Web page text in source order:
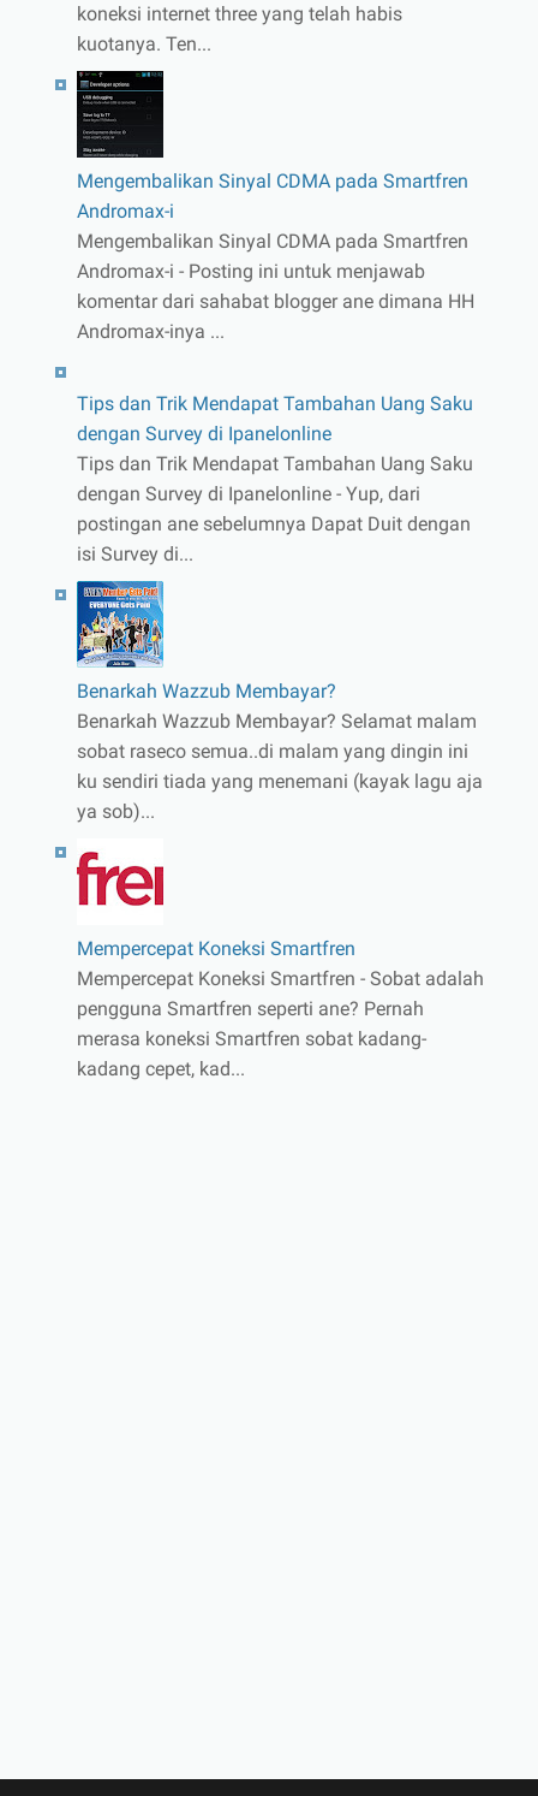
koneksi internet three yang telah habis
kuotanya. Ten...
Mengembalikan Sinyal CDMA pada Smartfren
Andromax-i
Mengembalikan Sinyal CDMA pada Smartfren
Andromax-i - Posting ini untuk menjawab
komentar dari sahabat blogger ane dimana HH
Andromax-inya ...
Tips dan Trik Mendapat Tambahan Uang Saku
dengan Survey di Ipanelonline
Tips dan Trik Mendapat Tambahan Uang Saku
dengan Survey di Ipanelonline - Yup, dari
postingan ane sebelumnya Dapat Duit dengan
isi Survey di...
Benarkah Wazzub Membayar?
Benarkah Wazzub Membayar? Selamat malam
sobat raseco semua..di malam yang dingin ini
ku sendiri tiada yang menemani (kayak lagu aja
ya sob)...
Mempercepat Koneksi Smartfren
Mempercepat Koneksi Smartfren - Sobat adalah
pengguna Smartfren seperti ane? Pernah
merasa koneksi Smartfren sobat kadang-
kadang cepet, kad...